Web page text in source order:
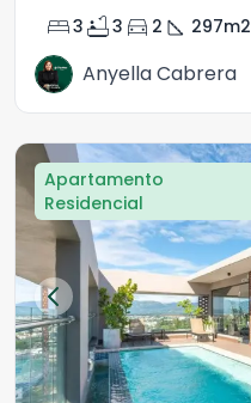
bed3 bathtub3 directions_car 2 square_foot 297m2
Anyella Cabrera
Apartamento
Residencial